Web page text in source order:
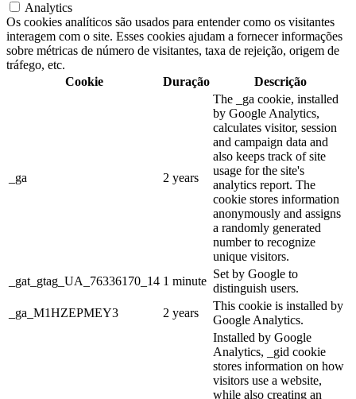
Analytics
Os cookies analíticos são usados para entender como os visitantes
interagem com o site. Esses cookies ajudam a fornecer informações
sobre métricas de número de visitantes, taxa de rejeição, origem de
tráfego, etc.
Cookie
Duração Descrição
_ga 2 years
The _ga cookie, installed
by Google Analytics,
calculates visitor, session
and campaign data and
also keeps track of site
usage for the site's
analytics report. The
cookie stores information
anonymously and assigns
a randomly generated
number to recognize
unique visitors.
_gat_gtag_UA_76336170_14 1 minute
Set by Google to
distinguish users.
_ga_M1HZEPMEY3
2 years
This cookie is installed by
Google Analytics.
Installed by Google
Analytics, _gid cookie
stores information on how
visitors use a website,
while also creating an